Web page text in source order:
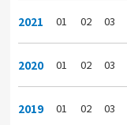
2021 01 02 03
2020 01 02 03
2019 01 02 03